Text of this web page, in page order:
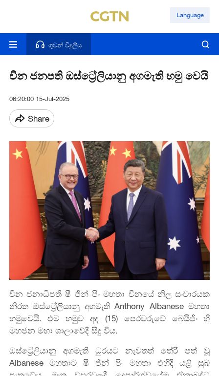
Language
ගුවන් විදුලිය
චීන ජනපති ඔස්ට්‍රේලියානු අගමැති හමු වෙයි
06:20:00 15-Jul-2025
Share
චීන ජනාධිපති ෂී ජින් පිං මහතා චීනයේ නිල සංචාරයක
නිරත ඔස්ට්‍රේලියානු අගමැති Anthony Albanese මහතා
හමුවෙයි. එම හමුව අද (15) පෙරවරුවේ බෙයිජිං හි
මහජන මහා ශාලාවේදී සිදු විය.
ඔස්ට්‍රේලියානු අගමැති ධුරයට නැවතත් තේරී පත් වූ
Albanese මහතාට ෂී ජින් පිං මහතා එහිදී යළි සුබ